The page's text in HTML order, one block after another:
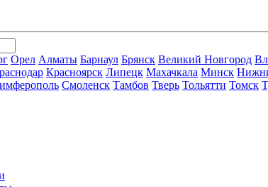
Орел Алматы Барнаул Брянск Великий Новгород
Красноярск Липецк Махачкала Минск
Смоленск Тамбов Тверь Тольятти Томск